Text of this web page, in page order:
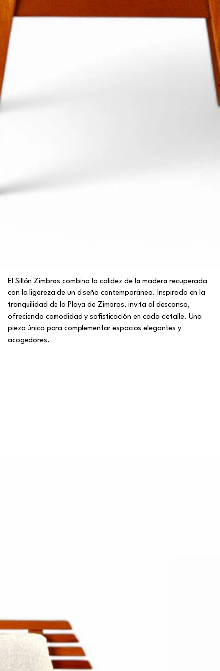
El Sillón Zimbros combina la calidez de la madera recuperada
con la ligereza de un diseño contemporáneo. Inspirado en la
tranquilidad de la Playa de Zimbros, invita al descanso,
ofreciendo comodidad y sofisticación en cada detalle. Una
pieza única para complementar espacios elegantes y
acogedores.